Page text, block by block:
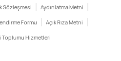
Sözleşmesi Aydınlatma Metni
Formu Açık Rıza Metni
Toplumu Hizmetleri